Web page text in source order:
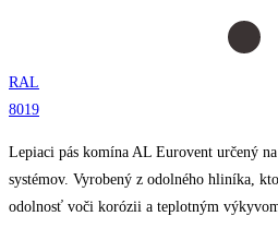
RAL
8019
Lepiaci pás komína AL Eurovent určený
systémov. Vyrobený z odolného hliníka,
odolnosť voči korózii a teplotným